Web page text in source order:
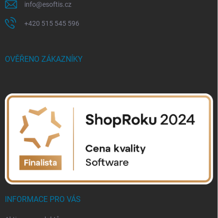
info@esoftis.cz
+420 515 545 596
OVĚŘENO ZÁKAZNÍKY
INFORMACE PRO VÁS